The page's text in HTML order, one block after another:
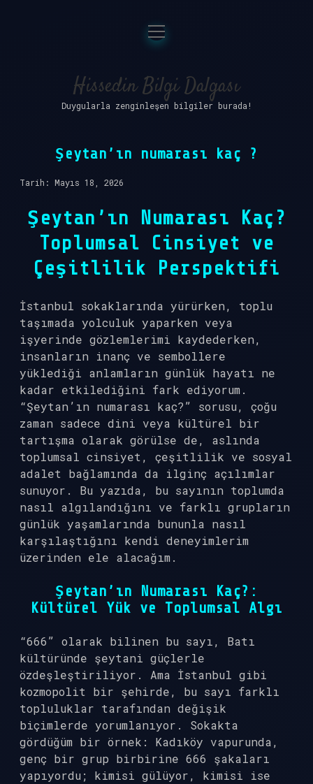
Anasayfa
Gizlilik Politikası
Yasal Uyarı
menüyü
aç
Hissedin Bilgi Dalgası
Duygularla zenginleşen bilgiler burada!
Şeytan’ın numarası kaç ?
Tarih: Mayıs 18, 2026
Şeytan’ın Numarası Kaç?
Toplumsal Cinsiyet ve
Çeşitlilik Perspektifi
İstanbul sokaklarında yürürken, toplu
taşımada yolculuk yaparken veya
işyerinde gözlemlerimi kaydederken,
insanların inanç ve sembollere
yüklediği anlamların günlük hayatı ne
kadar etkilediğini fark ediyorum.
“Şeytan’ın numarası kaç?” sorusu, çoğu
zaman sadece dini veya kültürel bir
tartışma olarak görülse de, aslında
toplumsal cinsiyet, çeşitlilik ve sosyal
adalet bağlamında da ilginç açılımlar
sunuyor. Bu yazıda, bu sayının toplumda
nasıl algılandığını ve farklı grupların
günlük yaşamlarında bununla nasıl
karşılaştığını kendi deneyimlerim
üzerinden ele alacağım.
Şeytan’ın Numarası Kaç?:
Kültürel Yük ve Toplumsal Algı
“666” olarak bilinen bu sayı, Batı
kültüründe şeytani güçlerle
özdeşleştiriliyor. Ama İstanbul gibi
kozmopolit bir şehirde, bu sayı farklı
topluluklar tarafından değişik
biçimlerde yorumlanıyor. Sokakta
gördüğüm bir örnek: Kadıköy vapurunda,
genç bir grup birbirine 666 şakaları
yapıyordu; kimisi gülüyor, kimisi ise